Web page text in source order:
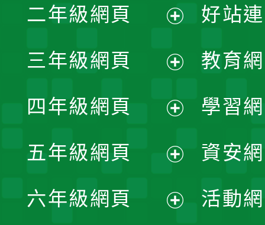
開
選
單
二年級網頁
開
選
單
三年級網頁
開
選
單
四年級網頁
開
選
五年級網頁
開
六年級網頁
好站
教育
學習
資安
活動